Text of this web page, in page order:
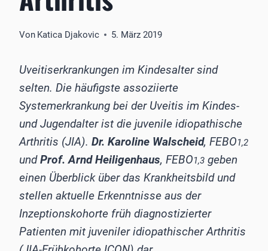
Von Katica Djakovic 5. März 2019
Uveitiserkrankungen im Kindesalter sind
selten. Die häufigste assoziierte
Systemerkrankung bei der Uveitis im ­Kindes-
und Jugendalter ist die juvenile idiopathische
Arthritis (JIA). Dr. Karoline Walscheid, FEBO1,2
undProf. Arnd ­Heiligenhaus, FEBO1,3 geben
einen Überblick über das Krankheitsbild und
stellen aktuelle Erkenntnisse aus der
Inzeptionskohorte früh diagnostizierter
Patienten mit juveniler idiopathischer Arthritis